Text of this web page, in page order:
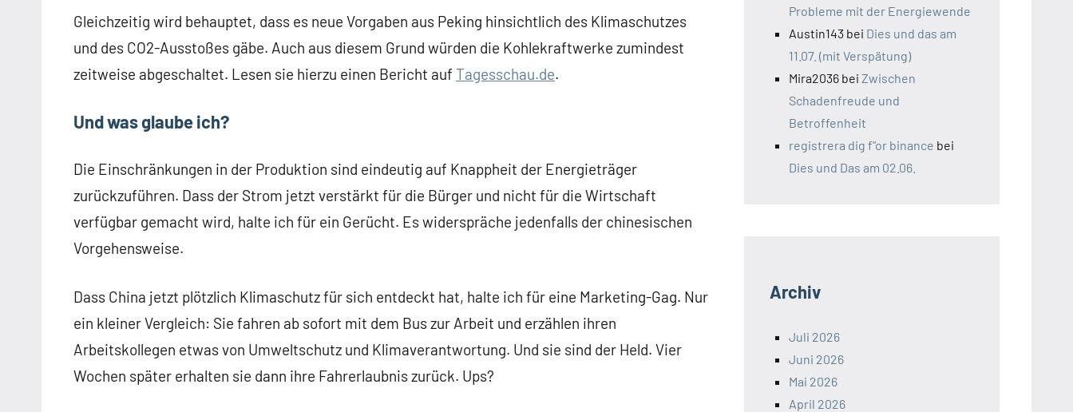
Gleichzeitig wird behauptet, dass es neue Vorgaben aus Peking hinsichtlich des Klimaschutzes
und des CO2-Ausstoßes gäbe. Auch aus diesem Grund würden die Kohlekraftwerke zumindest
zeitweise abgeschaltet. Lesen sie hierzu einen Bericht auf Tagesschau.de.
Und was glaube ich?
Die Einschränkungen in der Produktion sind eindeutig auf Knappheit der Energieträger
zurückzuführen. Dass der Strom jetzt verstärkt für die Bürger und nicht für die Wirtschaft
verfügbar gemacht wird, halte ich für ein Gerücht. Es widerspräche jedenfalls der chinesischen
Vorgehensweise.
Dass China jetzt plötzlich Klimaschutz für sich entdeckt hat, halte ich für eine Marketing-Gag. Nur
ein kleiner Vergleich: Sie fahren ab sofort mit dem Bus zur Arbeit und erzählen ihren
Arbeitskollegen etwas von Umweltschutz und Klimaverantwortung. Und sie sind der Held. Vier
Wochen später erhalten sie dann ihre Fahrerlaubnis zurück. Ups?
Probleme mit der Energiewende
Austin143 bei Dies und das am
11.07. (mit Verspätung)
Mira2036 bei Zwischen
Schadenfreude und
Betroffenheit
registrera dig f"or binance bei
Dies und Das am 02.06.
Archiv
Juli 2026
Juni 2026
Mai 2026
April 2026